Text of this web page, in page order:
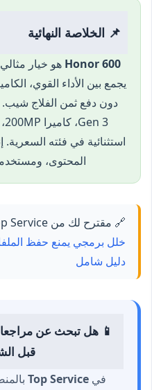
📌 الخلاصة النهائية
Honor 600 هو خيار
يجمع بين الأداء القوي،
استثنائية في فئته السعرية.
المحتوى،
🔗 مقترح لك من Top Service:
دليل شامل
📱 هل تبحث عن
قبل
في Top Service